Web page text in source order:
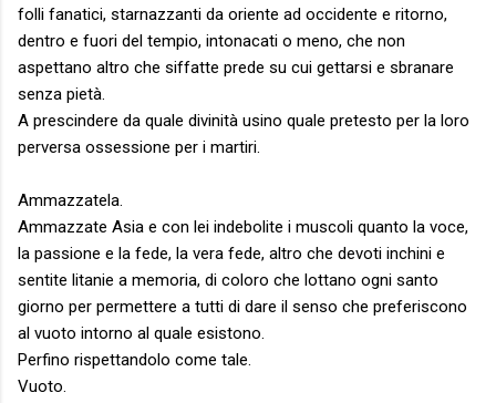
folli fanatici, starnazzanti da oriente ad occidente e ritorno,
dentro e fuori del tempio, intonacati o meno, che non
aspettano altro che siffatte prede su cui gettarsi e sbranare
senza pietà.
A prescindere da quale divinità usino quale pretesto per la loro
perversa ossessione per i martiri.
Ammazzatela.
Ammazzate Asia e con lei indebolite i muscoli quanto la voce,
la passione e la fede, la vera fede, altro che devoti inchini e
sentite litanie a memoria, di coloro che lottano ogni santo
giorno per permettere a tutti di dare il senso che preferiscono
al vuoto intorno al quale esistono.
Perfino rispettandolo come tale.
Vuoto.